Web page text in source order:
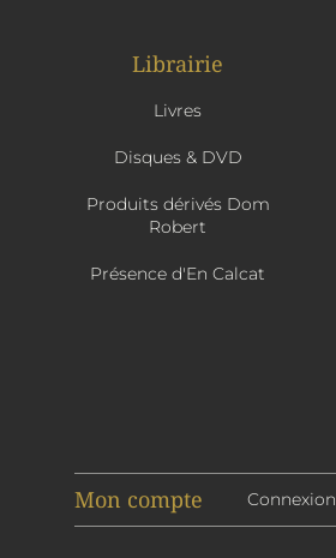
Librairie
Livres
Disques & DVD
Produits dérivés Dom
Robert
Présence d'En Calcat
Mon compte Connexion